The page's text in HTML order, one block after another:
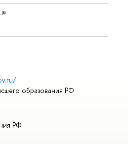
образования РФ
РФ